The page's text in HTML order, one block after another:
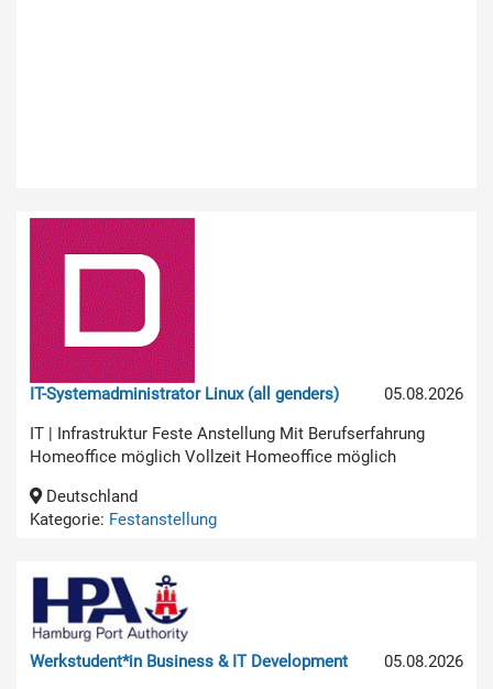
05.08.2026
IT-Systemadministrator Linux (all genders)
IT | Infrastruktur Feste Anstellung Mit Berufserfahrung
Homeoffice möglich Vollzeit Homeoffice möglich
Deutschland
Kategorie: Festanstellung
05.08.2026
Werkstudent*in Business & IT Development